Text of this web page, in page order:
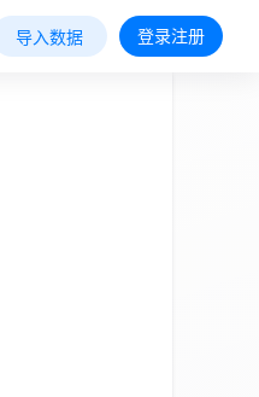
导入数据 登录注册